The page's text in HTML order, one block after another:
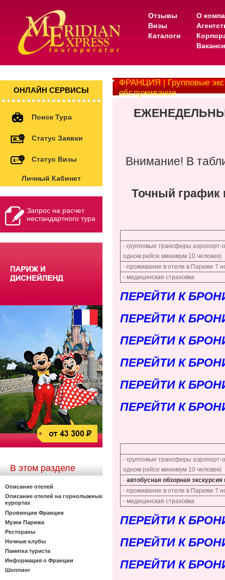
Отзывы
Визы
Каталоги
О
ОНЛАЙН СЕРВИСЫ
Поиск Тура
Статус Заявки
Статус Визы
Личный Кабинет
Запрос на расчет
нестандартного тура
В этом разделе
Описание отелей
Описание отелей на горнолыжных
курортах
Провинции Франции
Музеи Парижа
Рестораны
Ночные клубы
Памятка туриста
Информация о Франции
Шоппинг
ФРАНЦИЯ | Групповые
обслуживание
Внимание! В
Точный график
- групповые трансферы аэропорт-
одном рейсе минимум 10 человек)
- проживание в отеле в Париже 7
- медицинская страховка
ПЕРЕЙТИ К
ПЕРЕЙТИ К
ПЕРЕЙТИ К
ПЕРЕЙТИ К
ПЕРЕЙТИ К
ПЕРЕЙТИ К
- групповые трансферы аэропорт-
одном рейсе минимум 10 человек)
- автобусная обзорная
- проживание в отеле в Париже 7
- медицинская страховка
ПЕРЕЙТИ К
ПЕРЕЙТИ К
ПЕРЕЙТИ К